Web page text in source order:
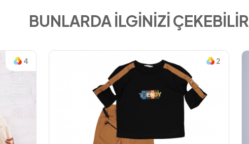
BUNLARDA İLGİNİZİ ÇEKEBİLİR
4 2